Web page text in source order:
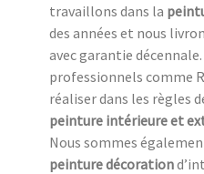
travaillons dans la
des années et nous
avec garantie
professionnels comme
réaliser dans les règles
peinture intérieure et
Nous sommes
peinture décoration